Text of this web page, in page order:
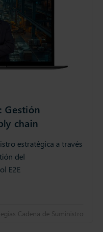
Gestión
chain
estratégica a través
del
E2E
Cadena de Suministro